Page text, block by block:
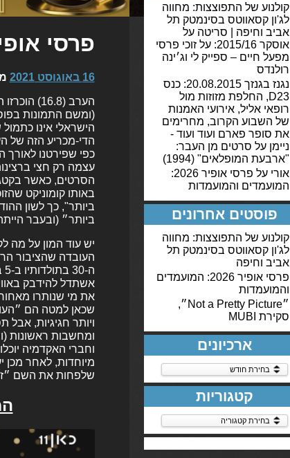
קולנוע של התפוצצות: מחווה
לג'ון קסאווטס בסינמטק תל
אביב וחיפה | סריטה על
אוסקר 2015/16: על זוכי פרסי
מפעל חיים – ספייק לי וג׳ינה
רולנדס
נגנז בגנזך 20.08.2015: כנס
D23, החלפת מזוזות מול
רופאי אליל, אירועי האמנות
של השבוע הקרוב, מחרימים
את סופר פארם ועוד ועוד -
ניימן על סרטים מן העבר:
"ארבעת המופלאים" (1994)
אורי על
פרסי אופיר 2026:
המועמדים והמועמדות
פוסטים אחרונים
קולנוע של התפוצצות: מחווה
לג'ון קסאווטס בסינמטק תל
אביב וחיפה
פרסי אופיר 2026: המועמדים
והמועמדות
״Not a Pretty Picture״,
סקירת MUBI
ארכיונים
ארכיונים
קטגוריות
קטגוריות
פרסי אופיר 2021:
16 באוגוסט 2021
(ומשם התמונות
הישראלי אינו
הדי-מכריע הזה של
כפי שפירטנו
עצמה רק חצי
הסרטים, כאשר
באותו קומוניקט
ביותר", כך לשון
ביותר״ (ובעבר
יש עוד המון על מה
העובדה שהציבור
אשתדל להידבק
את מי שנותרו
שכאן למטה הם
ויותר חגיגיות,
ומחשבות ראשונות
מיוחדות, לאחר מכן
שלפחות את השם